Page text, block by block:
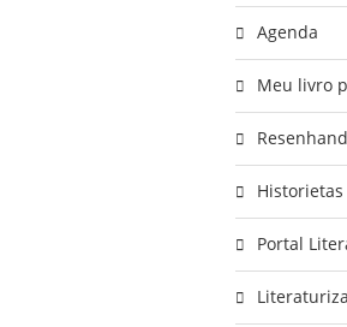
Agenda
Meu livro
Historietas
Portal